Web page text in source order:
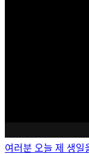
여러분 오늘 제 생일